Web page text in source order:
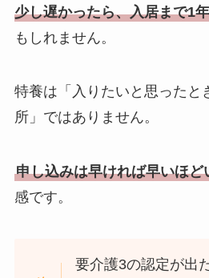
少し遅かったら、入居まで1
もしれません。
特養は「入りたいと思ったと
所」ではありません。
申し込みは早ければ早いほど
感です。
要介護3の認定が出